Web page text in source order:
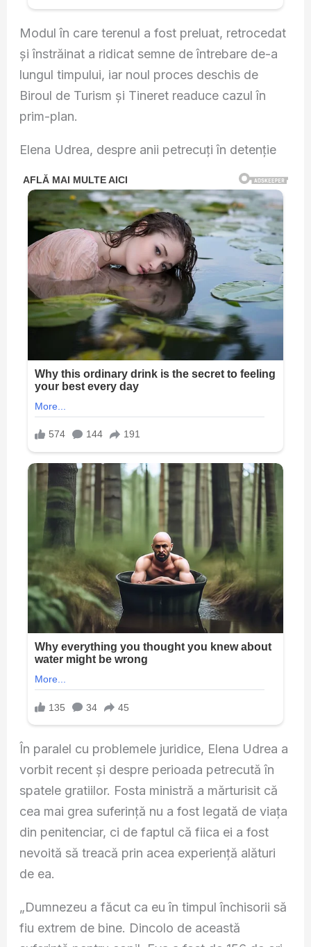
Modul în care terenul a fost preluat, retrocedat
și înstrăinat a ridicat semne de întrebare de-a
lungul timpului, iar noul proces deschis de
Biroul de Turism și Tineret readuce cazul în
prim-plan.
Elena Udrea, despre anii petrecuți în detenție
În paralel cu problemele juridice, Elena Udrea a
vorbit recent și despre perioada petrecută în
spatele gratiilor. Fosta ministră a mărturisit că
cea mai grea suferință nu a fost legată de viața
din penitenciar, ci de faptul că fiica ei a fost
nevoită să treacă prin acea experiență alături
de ea.
„Dumnezeu a făcut ca eu în timpul închisorii să
fiu extrem de bine. Dincolo de această